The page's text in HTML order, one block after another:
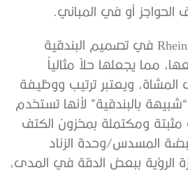
الحواجز أو في المباني.
تتمثل ميزة نهج Rheinmetall في تصميم البندقية
مما يجعلها حلاً مثالياً
ويعتبر ترتيب ووظيفة
بالبندقية” لأنها تستخدم
ومكتملة بمخزون الكتف
المسدس/وحدة الزناد
الرؤية ببعض الدقة في المدى،